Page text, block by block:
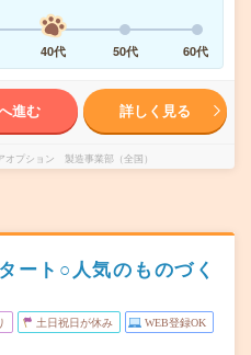
40代 50代 60代
進む 詳しく見る
オプション 製造事業部（全国）
ート○人気のものづく
土日祝日が休み WEB登録OK